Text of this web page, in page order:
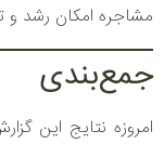
مشاجره امکان رشد و
جمع‌بندی
امروزه نتایج این